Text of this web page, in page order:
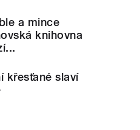
a mince
knihovna
křesťané slaví